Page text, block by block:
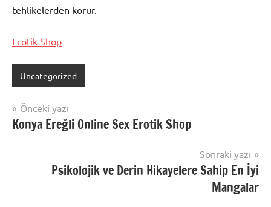
tehlikelerden korur.
Erotik Shop
Uncategorized
Yazı
gezinmesi
Önceki yazı
Konya Ereğli Online Sex Erotik Shop
Sonraki yazı
Psikolojik ve Derin Hikayelere Sahip En İyi
Mangalar